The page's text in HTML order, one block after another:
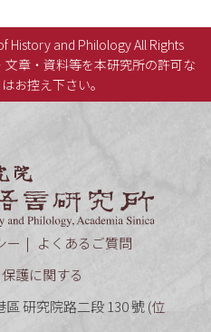
History and Philology All Rights
文章・資料等を本研究所の許可な
お控え下さい。
ー
よくあるご質問
護に関する
研究院路二段 130 號 (位